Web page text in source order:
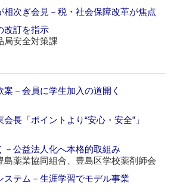
相次ぎ会見－税・社会保障改革が焦点
改訂を指示
局安全対策課
－会員に学生加入の道開く
長「ポイントより“安心・安全”」
－公益法人化へ本格的取組み
島薬業協同組合、豊島区学校薬剤師会
ステム－生涯学習でモデル事業